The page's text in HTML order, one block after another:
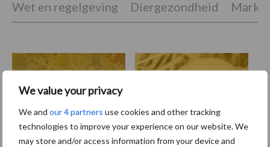
We value your privacy
We and our 4 partners use cookies and other tracking
technologies to improve your experience on our website. We
may store and/or access information from your device and
Wet en regelgeving Diergezondheid